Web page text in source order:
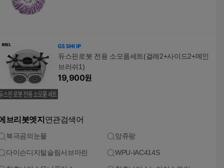
듀스핀로봇 전용 소모품세트(걸레2+사이드2+메인
브러쉬1)
19,900원
브리봇엣지 연관검색어
북극곰의눈물 앙쥬팡
다이슨디지털슬림서브마린 WPU-IAC414S